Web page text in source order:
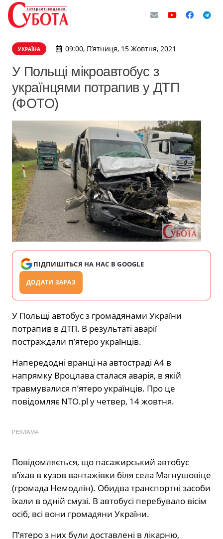
УКРАЇНА 09:00, П’ятниця, 15 Жовтня, 2021
У Польщі мікроавтобус з
українцями потрапив у ДТП
(ФОТО)
ПІДПИШІТЬСЯ НА НАС В GOOGLE
ДОДАТИ ЗАРАЗ
У Польщі автобус з громадянами України
потрапив в ДТП. В результаті аварії
постраждали п’ятеро українців.
Напередодні вранці на автостраді А4 в
напрямку Вроцлава сталася аварія, в якій
травмувалися п’ятеро українців. Про це
повідомляє NTO.pl у четвер, 14 жовтня.
РЕКЛАМА
Повідомляється, що пасажирський автобус
в’їхав в кузов вантажівки біля села Магнушовіце
(громада Немодлін). Обидва транспортні засоби
їхали в одній смузі. В автобусі перебувало вісім
осіб, всі вони громадяни України.
П’ятеро з них були доставлені в лікарню,